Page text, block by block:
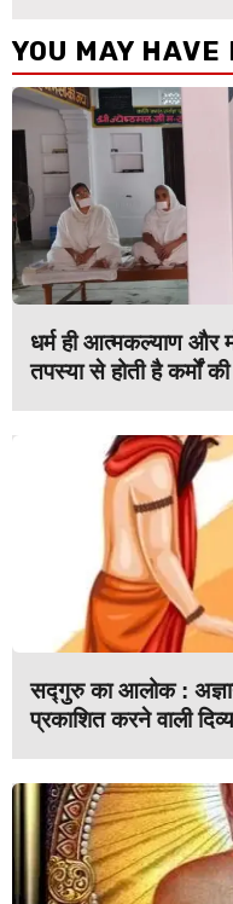
YOU MAY HAVE
धर्म ही आत्मकल्याण और
तपस्या से होती है कर्मों
सद्गुरु का आलोक :
प्रकाशित करने वाली